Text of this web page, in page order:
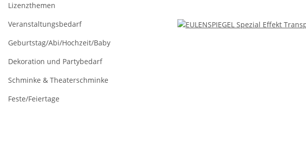
Lizenzthemen
Veranstaltungsbedarf
Geburtstag/Abi/Hochzeit/Baby
Dekoration und Partybedarf
Schminke & Theaterschminke
Feste/Feiertage